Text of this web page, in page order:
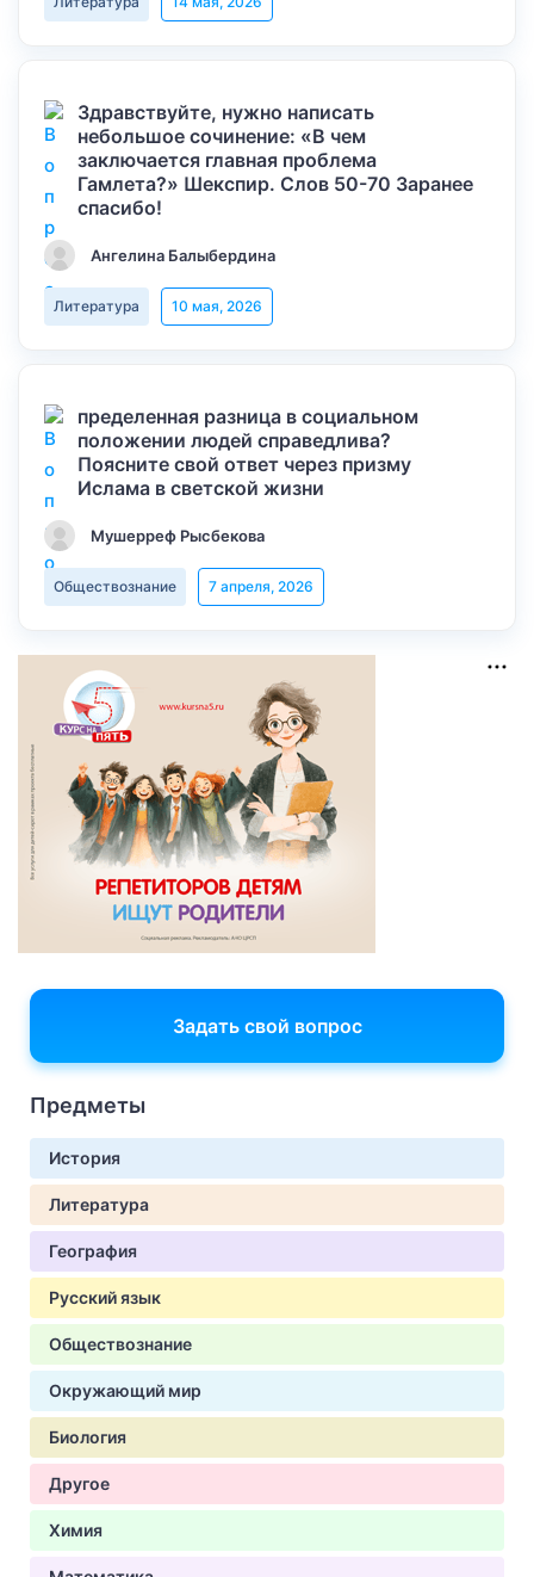
Здравствуйте, нужно написать
небольшое сочинение: «В чем
заключается главная проблема
Гамлета?» Шекспир. Слов 50-70 Заранее
спасибо!
Ангелина Балыбердина
Литература 10 мая, 2026
пределенная разница в социальном
положении людей справедлива?
Поясните свой ответ через призму
Ислама в светской жизни
Мушерреф Рысбекова
Обществознание 7 апреля, 2026
Задать свой вопрос
Предметы
История
Литература
География
Русский язык
Обществознание
Окружающий мир
Биология
Другое
Химия